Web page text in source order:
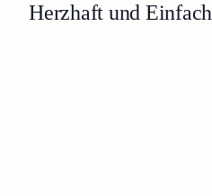
Herzhaft und Einfach